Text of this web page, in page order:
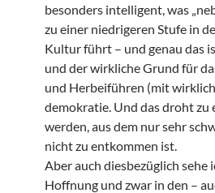
besonders intelligent, was
zu einer niedrigeren Stufe in
Kultur führt – und genau das
und der wirkliche Grund für
und Herbeiführen (mit
demokratie. Und das droht zu
werden, aus dem nur sehr
nicht zu entkommen ist.
Aber auch diesbezüglich sehe
Hoffnung und zwar in den –